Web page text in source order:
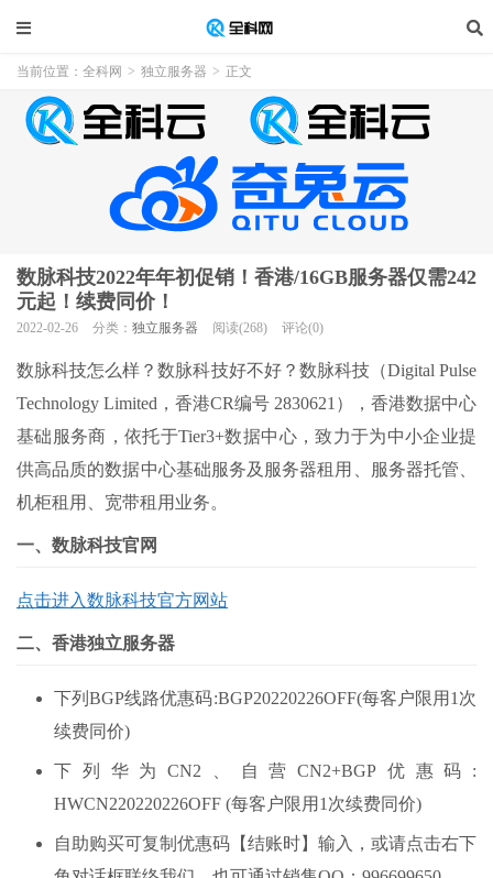
当前位置： 全科网 > 独立服务器 > 正文
数脉科技2022年年初促销！香港/16GB服务器仅需242
元起！续费同价！
2022-02-26 分类： 独立服务器 阅读(268) 评论(0)
数脉科技怎么样？数脉科技好不好？数脉科技（Digital Pulse
Technology Limited，香港CR编号 2830621），香港数据中心
基础服务商，依托于Tier3+数据中心，致力于为中小企业提
供高品质的数据中心基础服务及服务器租用、服务器托管、
机柜租用、宽带租用业务。
一、数脉科技官网
点击进入数脉科技官方网站
二、香港独立服务器
下列BGP线路优惠码:BGP20220226OFF(每客户限用1次
续费同价)
下列华为CN2、自营CN2+BGP优惠码:
HWCN220220226OFF (每客户限用1次续费同价)
自助购买可复制优惠码【结账时】输入，或请点击右下